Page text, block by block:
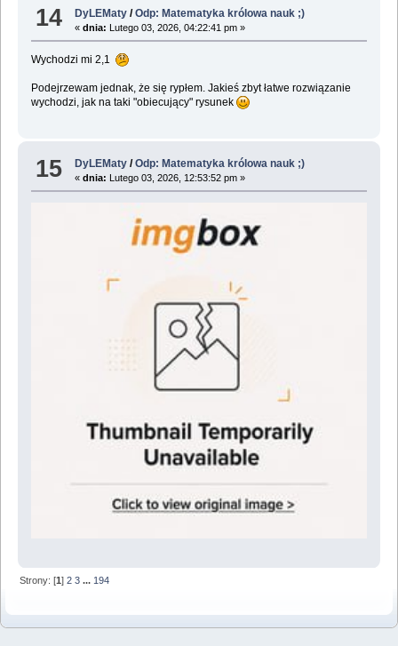
14 DyLEMaty /Odp: Matematyka królowa nauk ;)
«dnia: Lutego 03, 2026, 04:22:41 pm »
Wychodzi mi 2,1
Podejrzewam jednak, że się rypłem. Jakieś zbyt łatwe rozwiązanie
wychodzi, jak na taki "obiecujący" rysunek
15 DyLEMaty /Odp: Matematyka królowa nauk ;)
«dnia: Lutego 03, 2026, 12:53:52 pm »
Strony: [1]2 3 ... 194